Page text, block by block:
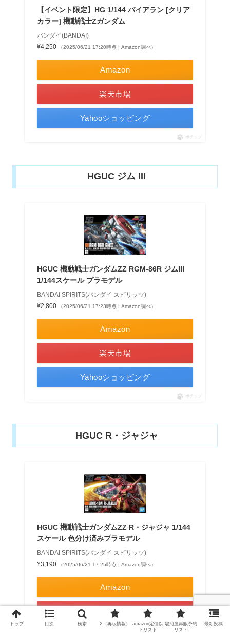
【イベント限定】HG 1/144 バイアラン [クリア
カラー] 機動戦士Ζガンダム
バンダイ(BANDAI)
¥4,250
（2025/06/21 17:20時点 | Amazon調べ）
Amazon
楽天市場
Yahooショッピング
ポチップ
HGUC ジム III
HGUC 機動戦士ガンダムZZ RGM-86R ジムIII
1/144スケール プラモデル
BANDAI SPIRITS(バンダイ スピリッツ)
¥2,800
（2025/06/21 17:23時点 | Amazon調べ）
Amazon
楽天市場
Yahooショッピング
ポチップ
HGUC R・ジャジャ
HGUC 機動戦士ガンダムZZ R・ジャジャ 1/144
スケール 色分け済みプラモデル
BANDAI SPIRITS(バンダイ スピリッツ)
¥3,190
（2025/06/21 17:25時点 | Amazon調べ）
Amazon
楽天市場
トップ 目次 検索 X（再販情報）
amazon定価以
下リスト
駿河屋再販予約
リスト
最新投稿